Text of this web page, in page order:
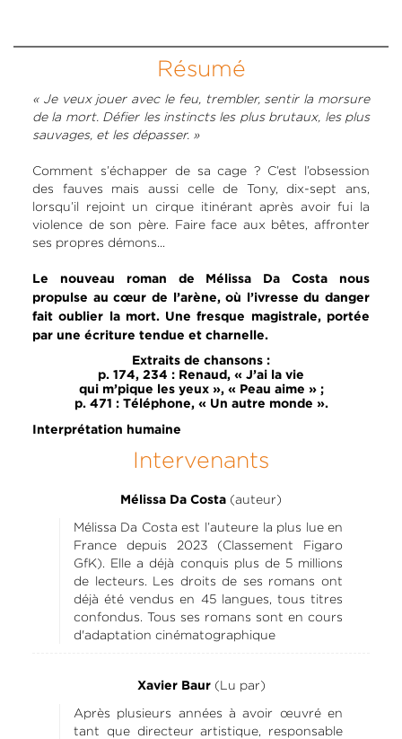
Résumé
« Je veux jouer avec le feu, trembler, sentir la morsure
de la mort. Défier les instincts les plus brutaux, les plus
sauvages, et les dépasser. »
Comment s’échapper de sa cage ? C’est l’obsession
des fauves mais aussi celle de Tony, dix-sept ans,
lorsqu’il rejoint un cirque itinérant après avoir fui la
violence de son père. Faire face aux bêtes, affronter
ses propres démons...
Le nouveau roman de Mélissa Da Costa nous
propulse au cœur de l’arène, où l’ivresse du danger
fait oublier la mort. Une fresque magistrale, portée
par une écriture tendue et charnelle.
Extraits de chansons :
p. 174, 234 : Renaud, « J’ai la vie
qui m’pique les yeux », « Peau aime » ;
p. 471 : Téléphone, « Un autre monde ».
Interprétation humaine
Intervenants
Mélissa Da Costa (auteur)
Mélissa Da Costa est l’auteure la plus lue en
France depuis 2023 (Classement Figaro
GfK). Elle a déjà conquis plus de 5 millions
de lecteurs. Les droits de ses romans ont
déjà été vendus en 45 langues, tous titres
confondus. Tous ses romans sont en cours
d'adaptation cinématographique
Xavier Baur(Lu par)
Après plusieurs années à avoir œuvré en
tant que directeur artistique, responsable